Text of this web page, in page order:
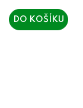
DO KOŠÍKU